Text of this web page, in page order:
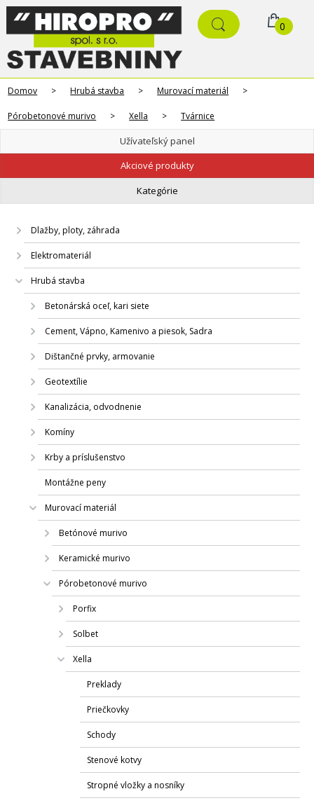
0
Domov > Hrubá stavba > Murovací materiál >
Pórobetonové murivo > Xella > Tvárnice
Užívateľský panel
Akciové produkty
Kategórie
Dlažby, ploty, záhrada
Elektromateriál
Hrubá stavba
Betonárská oceľ, kari siete
Cement, Vápno, Kamenivo a piesok, Sadra
Dištančné prvky, armovanie
Geotextílie
Kanalizácia, odvodnenie
Komíny
Krby a príslušenstvo
Montážne peny
Murovací materiál
Betónové murivo
Keramické murivo
Pórobetonové murivo
Porfix
Solbet
Xella
Preklady
Priečkovky
Schody
Stenové kotvy
Stropné vložky a nosníky